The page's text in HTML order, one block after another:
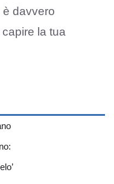
davvero
la tua